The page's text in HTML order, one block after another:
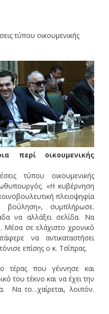
τύπου οικουμενικής
περί οικουμενικής
τύπου οικουμενικής
«Η κυβέρνηση
πλειοψηφία
συμπλήρωσε.
να αλλάξει σελίδα. Να
Μέσα σε ελάχιστο χρονικό
να αντικαταστήσει
επίσης ο κ. Τσίπρας.
τέρας που γέννησε και
του τέκνο και να έχει την
Να το…χαίρεται, λοιπόν.